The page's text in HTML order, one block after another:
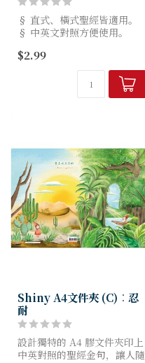
§ 直式、橫式聖經皆適用。
§ 中英文對照方便使用。
§ 規格：6.9x14.5cm。
§ 台灣本地設計製造，品質
$2.99
Shiny A4文件夾 (C)︰忍
耐
設計獨特的 A4 膠文件夾印上
中英對照的聖經金句，讓人隨